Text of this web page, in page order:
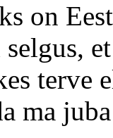
on
terve
ma